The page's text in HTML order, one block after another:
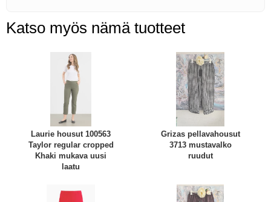
Katso myös nämä tuotteet
Laurie housut 100563
Taylor regular cropped
Khaki mukava uusi
laatu
Grizas pellavahousut
3713 mustavalko
ruudut